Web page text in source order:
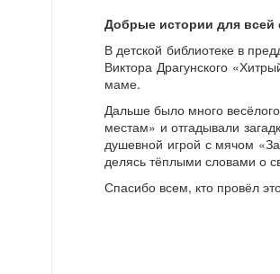
Добрые истории для всей
В детской библиотеке в
Виктора Драгунского
маме.
Дальше было много
местам» и отгадывали
душевной игрой с мячом
делясь тёплыми словами о
Спасибо всем, кто провёл